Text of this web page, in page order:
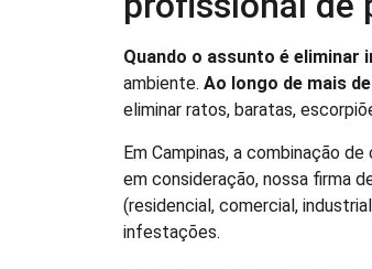
Quando o assunto é eliminar
ambiente. Ao longo de mais
eliminar ratos, baratas,
Em Campinas, a combinação
em consideração, nossa firma
(residencial, comercial,
infestações.